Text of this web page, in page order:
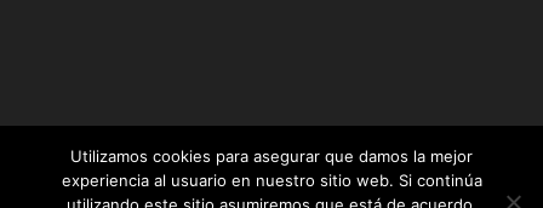
Utilizamos cookies para asegurar que damos la mejor
experiencia al usuario en nuestro sitio web. Si continúa